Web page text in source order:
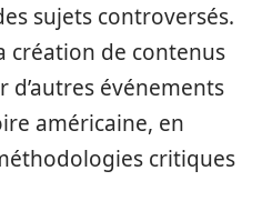
sujets controversés.
création de contenus
événements
américaine, en
critiques